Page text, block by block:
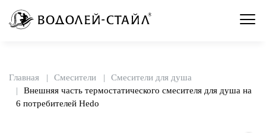
Главная Смесители
Смесители для душа
Внешняя часть термостатического смесителя для душа на
6 потребителей Hedo